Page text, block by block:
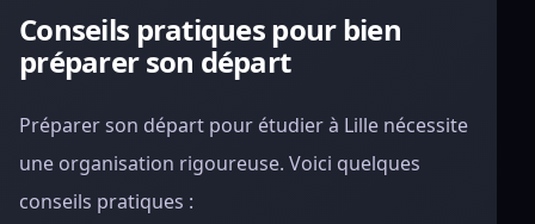
Conseils pratiques pour bien
préparer son départ
Préparer son départ pour étudier à Lille nécessite
une organisation rigoureuse. Voici quelques
conseils pratiques :